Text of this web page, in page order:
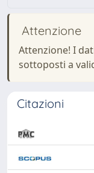
Attenzione
Attenzione! I
sottoposti a
Citazioni